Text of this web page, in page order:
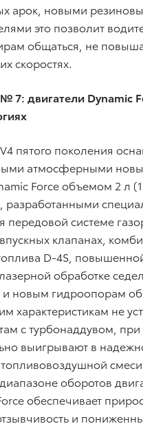
арок, новыми
это позволит
общаться, не
скоростях.
7: двигатели Dynamic
пятого поколения
атмосферными
Force объемом 2 л
разработанными
передовой системе
клапанах,
D-4S,
обработке
и новым гидроопорам
характеристикам не
с турбонаддувом, при
выигрывают в
оборотов
обеспечивает
и